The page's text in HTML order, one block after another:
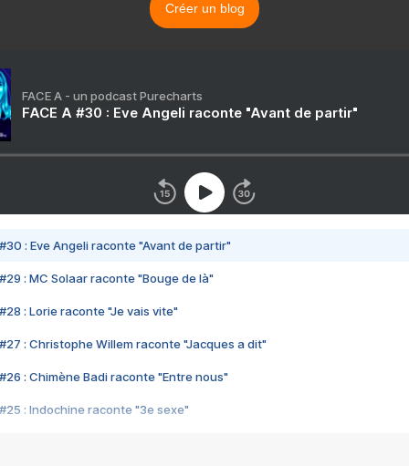
Créer un blog
FACE A - un podcast Purecharts
FACE A #30 : Eve Angeli raconte "Avant de partir"
#30 : Eve Angeli raconte "Avant de partir"
#29 : MC Solaar raconte "Bouge de là"
#28 : Lorie raconte "Je vais vite"
#27 : Christophe Willem raconte "Jacques a dit"
#26 : Chimène Badi raconte "Entre nous"
#25 : Indochine raconte "3e sexe"